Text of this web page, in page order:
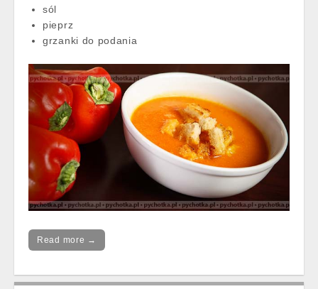
sól
pieprz
grzanki do podania
Read more →